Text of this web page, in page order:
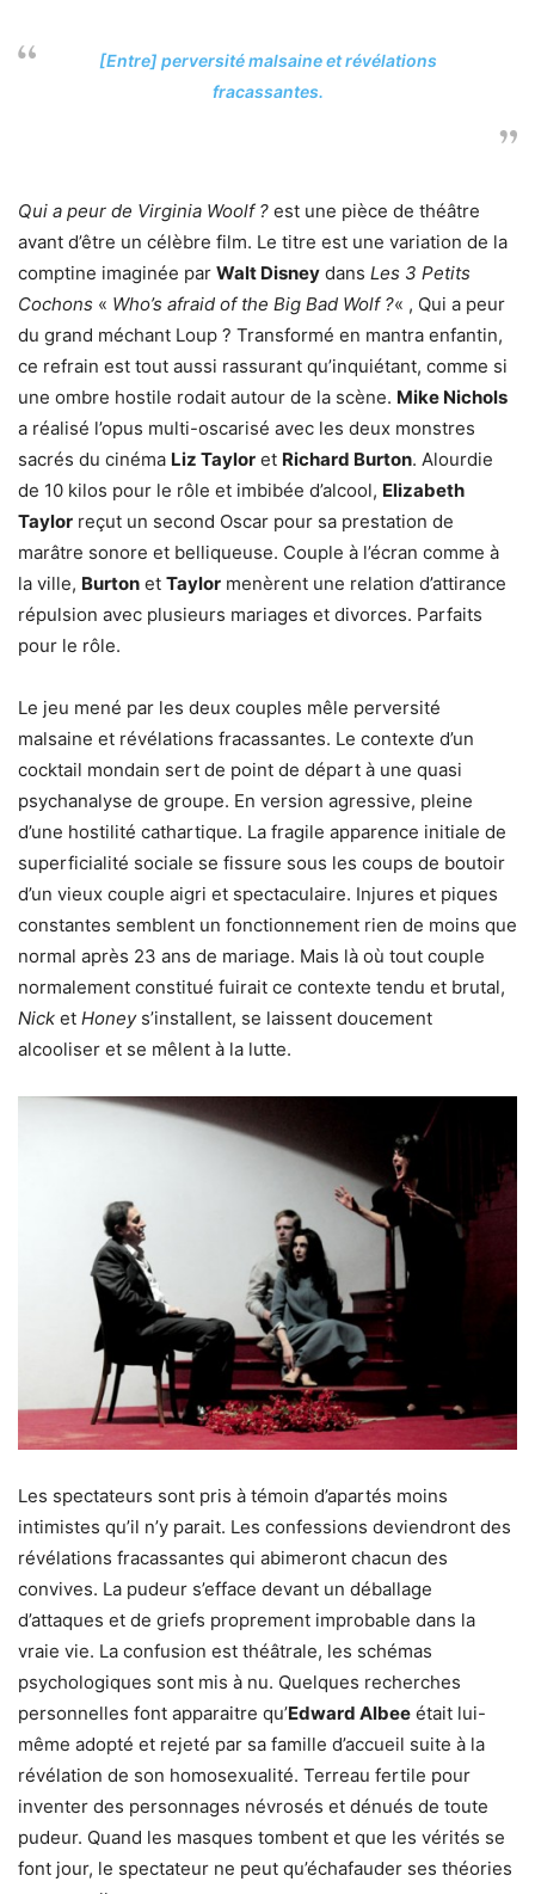
[Entre] perversité malsaine et révélations
fracassantes.
Qui a peur de Virginia Woolf ? est une pièce de théâtre
avant d’être un célèbre film. Le titre est une variation de la
comptine imaginée par Walt Disney dans Les 3 Petits
Cochons « Who’s afraid of the Big Bad Wolf ?« , Qui a peur
du grand méchant Loup ? Transformé en mantra enfantin,
ce refrain est tout aussi rassurant qu’inquiétant, comme si
une ombre hostile rodait autour de la scène. Mike Nichols
a réalisé l’opus multi-oscarisé avec les deux monstres
sacrés du cinéma Liz Taylor et Richard Burton. Alourdie
de 10 kilos pour le rôle et imbibée d’alcool, Elizabeth
Taylor reçut un second Oscar pour sa prestation de
marâtre sonore et belliqueuse. Couple à l’écran comme à
la ville, Burton et Taylor menèrent une relation d’attirance
répulsion avec plusieurs mariages et divorces. Parfaits
pour le rôle.
Le jeu mené par les deux couples mêle perversité
malsaine et révélations fracassantes. Le contexte d’un
cocktail mondain sert de point de départ à une quasi
psychanalyse de groupe. En version agressive, pleine
d’une hostilité cathartique. La fragile apparence initiale de
superficialité sociale se fissure sous les coups de boutoir
d’un vieux couple aigri et spectaculaire. Injures et piques
constantes semblent un fonctionnement rien de moins que
normal après 23 ans de mariage. Mais là où tout couple
normalement constitué fuirait ce contexte tendu et brutal,
Nick et Honeys’installent, se laissent doucement
alcooliser et se mêlent à la lutte.
Les spectateurs sont pris à témoin d’apartés moins
intimistes qu’il n’y parait. Les confessions deviendront des
révélations fracassantes qui abimeront chacun des
convives. La pudeur s’efface devant un déballage
d’attaques et de griefs proprement improbable dans la
vraie vie. La confusion est théâtrale, les schémas
psychologiques sont mis à nu. Quelques recherches
personnelles font apparaitre qu’Edward Albee était lui-
même adopté et rejeté par sa famille d’accueil suite à la
révélation de son homosexualité. Terreau fertile pour
inventer des personnages névrosés et dénués de toute
pudeur. Quand les masques tombent et que les vérités se
font jour, le spectateur ne peut qu’échafauder ses théories